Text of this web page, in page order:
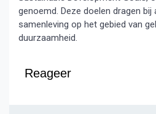
genoemd. Deze doelen dragen bij
samenleving op het gebied van
duurzaamheid.
Reageer